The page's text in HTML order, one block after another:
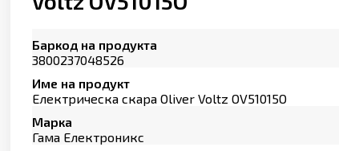
Баркод на продукта
3800237048526
Име на продукт
Електрическа скара Oliver Voltz OV51015O
Марка
Гама Електроникс